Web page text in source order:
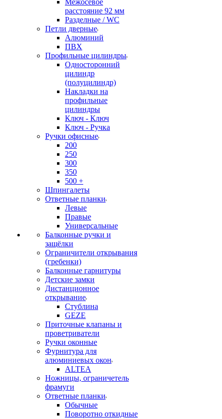
Межосевое
расстояние 92 мм
Разделные / WC
Петли дверные
Алюминий
ПВХ
Профильные цилиндры
Односторонний
цилиндр
(полуцилиндр)
Накладки на
профильные
цилиндры
Ключ - Ключ
Ключ - Ручка
Ручки офисные
200
250
300
350
500 +
Шпингалеты
Ответные планки
Левые
Правые
Универсальные
Балконные ручки и
защёлки
Ограничители открывания
(гребенки)
Балконные гарнитуры
Детские замки
Дистанционное
открывание
Стублина
GEZE
Приточные клапаны и
проветриватели
Ручки оконные
Фурнитура для
алюминиевых окон
ALTEA
Ножницы, ограничетель
фрамуги
Ответные планки
Обычные
Поворотно откидные